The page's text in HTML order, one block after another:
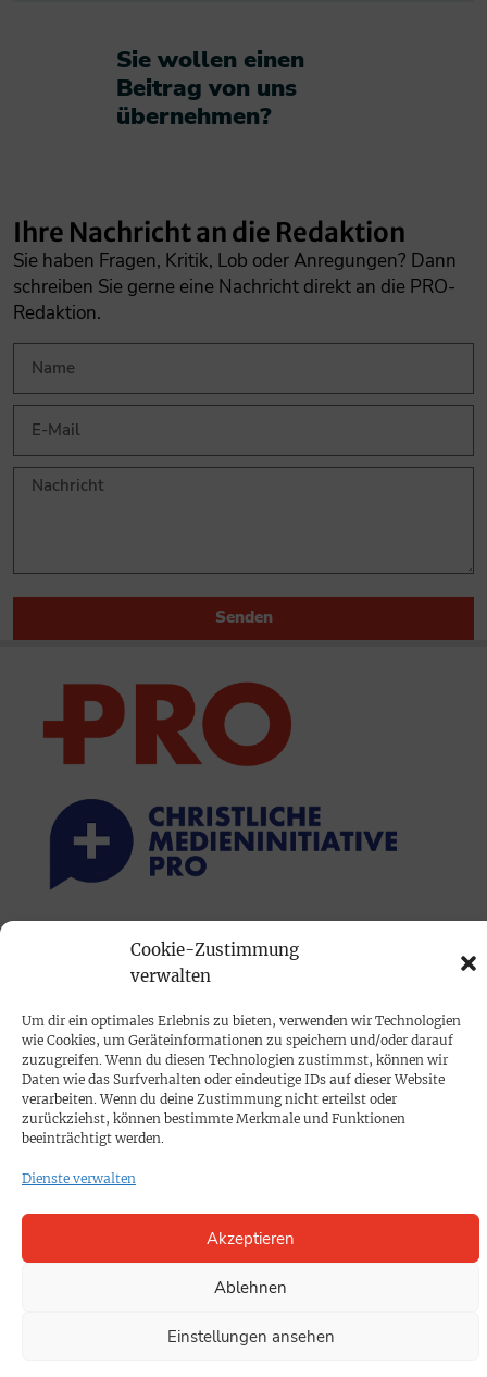
Cookie-Zustimmung
verwalten
Um dir ein optimales Erlebnis zu bieten, verwenden wir Technologien
wie Cookies, um Geräteinformationen zu speichern und/oder darauf
zuzugreifen. Wenn du diesen Technologien zustimmst, können wir
Daten wie das Surfverhalten oder eindeutige IDs auf dieser Website
verarbeiten. Wenn du deine Zustimmung nicht erteilst oder
zurückziehst, können bestimmte Merkmale und Funktionen
beeinträchtigt werden.
Dienste verwalten
Akzeptieren
Ablehnen
Einstellungen ansehen
Sie wollen einen
Beitrag von uns
übernehmen?​
Ihre Nachricht an die Redaktion
Sie haben Fragen, Kritik, Lob oder Anregungen? Dann
schreiben Sie gerne eine Nachricht direkt an die PRO-
Redaktion.
Senden
PRINTAUSGABE
Mediadaten
PROKOMPAKT
Impressum
SPENDEN
Datenschutz